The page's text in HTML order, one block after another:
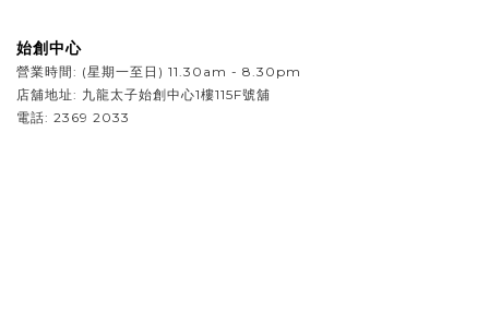
始創中心
營業時間: (星期一至日) 11.30am - 8.30pm
店舖地址: 九龍太子始創中心1樓115F號舖
電話: 2369 2033